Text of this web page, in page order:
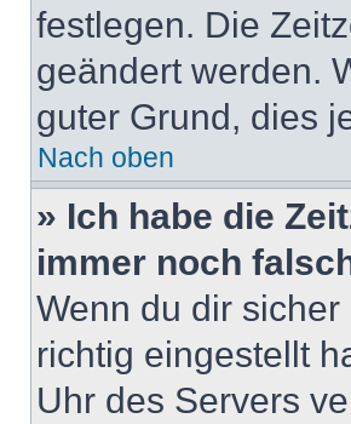
festlegen. Die
geändert werden.
guter Grund, dies
Nach oben
» Ich habe die
immer noch
Wenn du dir
richtig eingestellt
Uhr des Servers